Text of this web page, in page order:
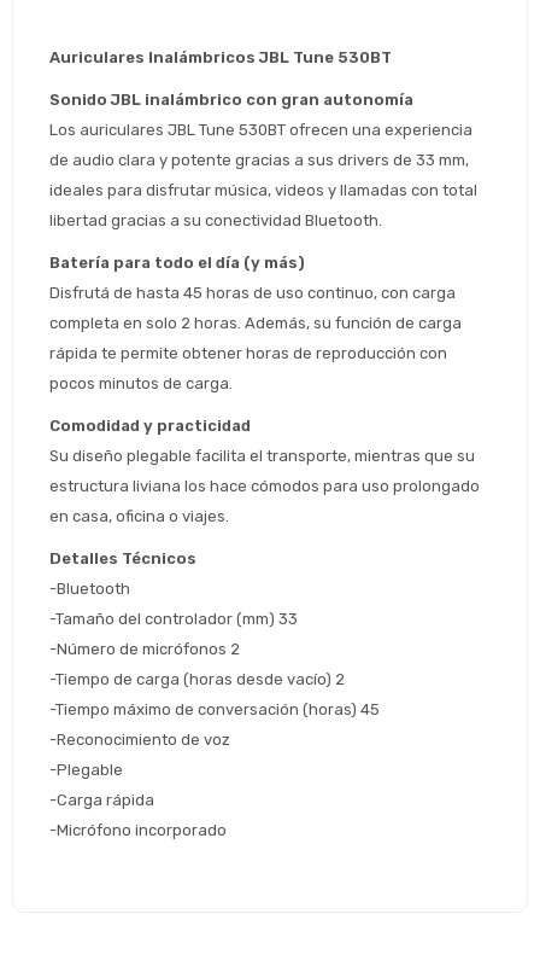
Auriculares Inalámbricos JBL Tune 530BT
Sonido JBL inalámbrico con gran autonomía
Los auriculares JBL Tune 530BT ofrecen una experiencia
de audio clara y potente gracias a sus drivers de 33 mm,
ideales para disfrutar música, videos y llamadas con total
libertad gracias a su conectividad Bluetooth.
Batería para todo el día (y más)
Disfrutá de hasta 45 horas de uso continuo, con carga
completa en solo 2 horas. Además, su función de carga
rápida te permite obtener horas de reproducción con
pocos minutos de carga.
Comodidad y practicidad
Su diseño plegable facilita el transporte, mientras que su
estructura liviana los hace cómodos para uso prolongado
en casa, oficina o viajes.
Detalles Técnicos
-Bluetooth
-Tamaño del controlador (mm) 33
-Número de micrófonos 2
-Tiempo de carga (horas desde vacío) 2
-Tiempo máximo de conversación (horas) 45
-Reconocimiento de voz
-Plegable
-Carga rápida
-Micrófono incorporado
Comprá ahora y Pagá
Después, hasta en 12
cuotas y sin tocar tu
* sujeto aprobación crediticia
Cédula de identidad
Celular
Fecha de nacimiento
Día Mes Año
Estás calificado para comprar usando Pago
¡Tenés hasta
Elegí tus productos preferidos
Seleccioná Pago Después como metodo
Parece que no tenes oferta, lamentamos
el inconveniente, por cualquier duda
contactanos en
preguntas@pagodespues.com.uy
¡Algo salió mal!
Por favor intenta nuevamente mas tarde.